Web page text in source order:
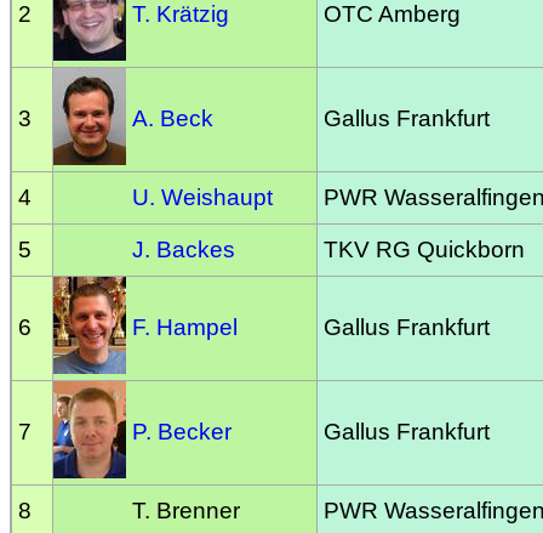
2 T. Krätzig OTC Amberg
3 A. Beck Gallus Frankfurt
4 U. Weishaupt PWR
5 J. Backes TKV RG Quickborn
6 F. Hampel Gallus Frankfurt
7 P. Becker Gallus Frankfurt
8 T. Brenner PWR